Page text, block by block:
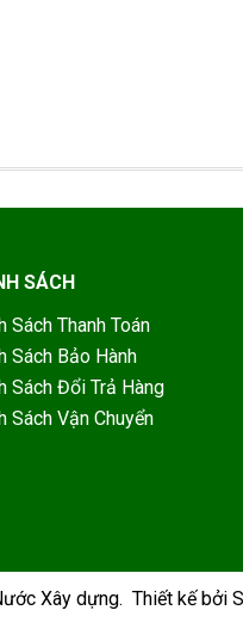
SÁCH
Sách Thanh Toán
Sách Bảo Hành
Sách Đổi Trả Hàng
Sách Vận Chuyển
Xây dựng. Thiết kế bởi